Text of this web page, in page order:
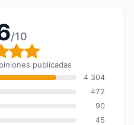
/10
global: 9,6
publicadas
4 304
472
90
45